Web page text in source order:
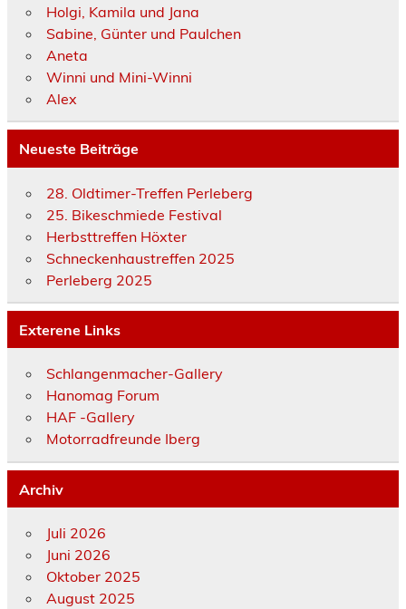
Holgi, Kamila und Jana
Sabine, Günter und Paulchen
Aneta
Winni und Mini-Winni
Alex
Neueste Beiträge
28. Oldtimer-Treffen Perleberg
25. Bikeschmiede Festival
Herbsttreffen Höxter
Schneckenhaustreffen 2025
Perleberg 2025
Exterene Links
Schlangenmacher-Gallery
Hanomag Forum
HAF -Gallery
Motorradfreunde Iberg
Archiv
Juli 2026
Juni 2026
Oktober 2025
August 2025